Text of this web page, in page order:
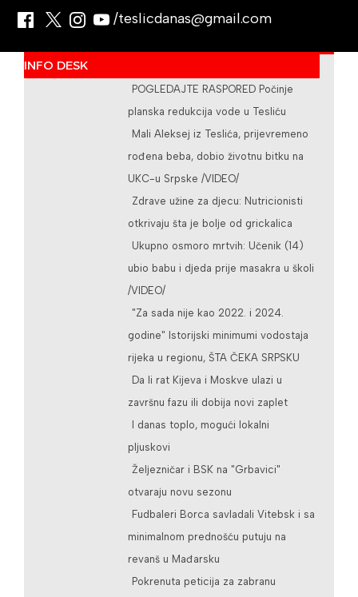
/teslicdanas@gmail.com
INFO DESK
POGLEDAJTE RASPORED Počinje
planska redukcija vode u Tesliću
Mali Aleksej iz Teslića, prijevremeno
rođena beba, dobio životnu bitku na
UKC-u Srpske /VIDEO/
Zdrave užine za djecu: Nutricionisti
otkrivaju šta je bolje od grickalica
Ukupno osmoro mrtvih: Učenik (14)
ubio babu i djeda prije masakra u školi
/VIDEO/
"Za sada nije kao 2022. i 2024.
godine" Istorijski minimumi vodostaja
rijeka u regionu, ŠTA ČEKA SRPSKU
Da li rat Kijeva i Moskve ulazi u
završnu fazu ili dobija novi zaplet
I danas toplo, mogući lokalni
pljuskovi
Željezničar i BSK na "Grbavici"
otvaraju novu sezonu
Fudbaleri Borca savladali Vitebsk i sa
minimalnom prednošću putuju na
revanš u Mađarsku
Pokrenuta peticija za zabranu